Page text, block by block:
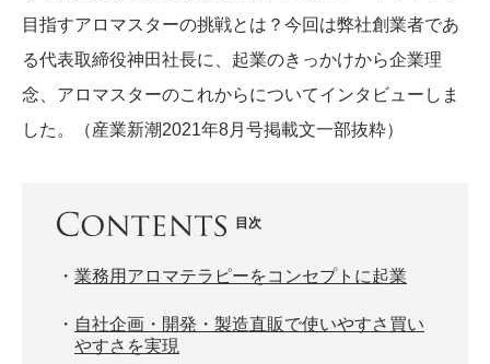
目指すアロマスターの挑戦とは？今回は弊社創業者であ
る代表取締役神田社長に、起業のきっかけから企業理
念、アロマスターのこれからについてインタビューしま
した。（産業新潮2021年8月号掲載文一部抜粋）
目次
・ 業務用アロマテラピーをコンセプトに起業
・ 自社企画・開発・製造直販で使いやすさ買い
やすさを実現